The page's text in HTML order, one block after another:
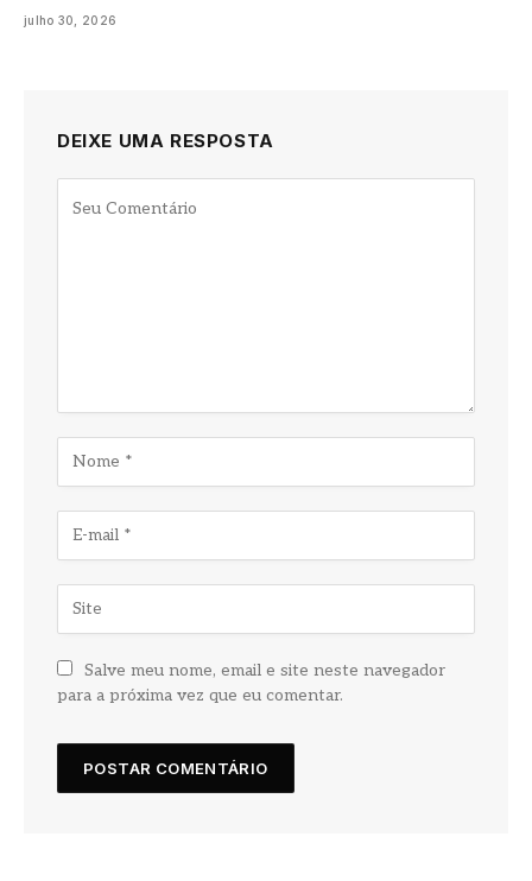
julho 30, 2026
DEIXE UMA RESPOSTA
Salve meu nome, email e site neste navegador
para a próxima vez que eu comentar.